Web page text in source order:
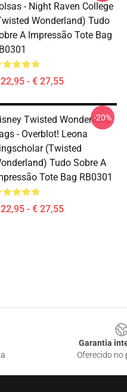
- Night Raven College
Wonderland) Tudo
A Impressão Tote Bag
- € 27,55
Twisted Wonderland
- Overblot! Leona
(Twisted
Tudo Sobre A
Tote Bag RB0301
- € 27,55
-20%
Garantia
Oferecido no